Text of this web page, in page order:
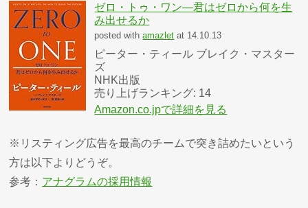
ゼロ・トゥ・ワン―君はゼロから何を生
み出せるか
posted withamazlet at 14.10.13
ピーター・ティール ブレイク・マスター
ズ
NHK出版
売り上げランキング: 14
Amazon.co.jpで詳細を見る
※リスティング広告を最高のチームで突き詰めたいという
方は以下よりどうぞ。
参考： アナグラムの採用情報